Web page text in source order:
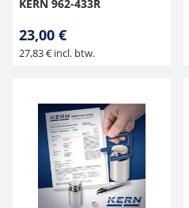
KERN 962-433R
23,00 €
27,83 € incl. btw.